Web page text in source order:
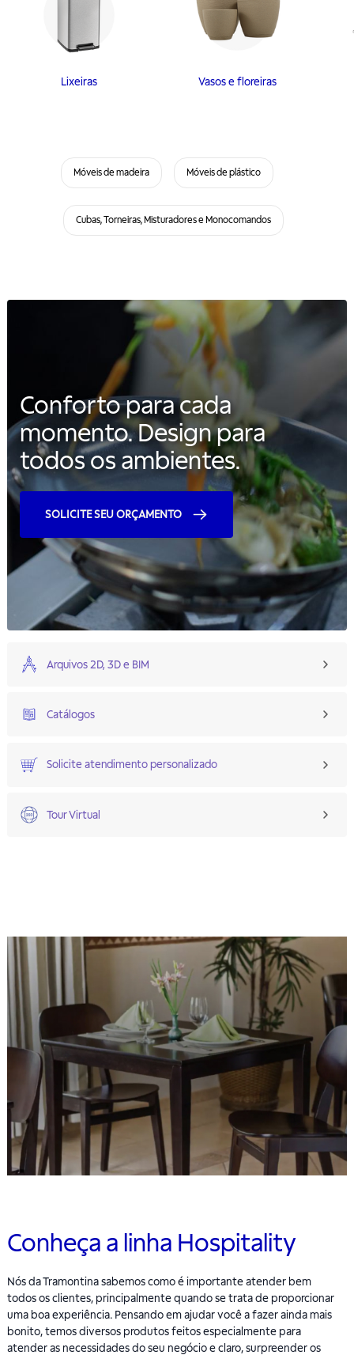
Lixeiras Vasos e floreiras
Móveis de madeira Móveis de plástico
Cubas, Torneiras, Misturadores e Monocomandos
Conforto para cada
momento. Design para
todos os ambientes.
SOLICITE SEU ORÇAMENTO
Arquivos 2D, 3D e BIM
Catálogos
Solicite atendimento personalizado
Tour Virtual
Conheça a linha Hospitality
Nós da Tramontina sabemos como é importante atender bem
todos os clientes, principalmente quando se trata de proporcionar
uma boa experiência. Pensando em ajudar você a fazer ainda mais
bonito, temos diversos produtos feitos especialmente para
atender as necessidades do seu negócio e claro, surpreender os